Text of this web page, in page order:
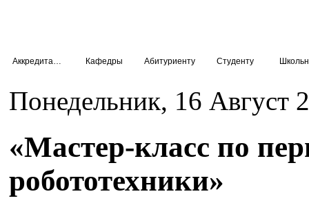
Кафедры Абитуриенту Студенту
Понедельник, 16 Август
«Мастер-класс по
робототехники»